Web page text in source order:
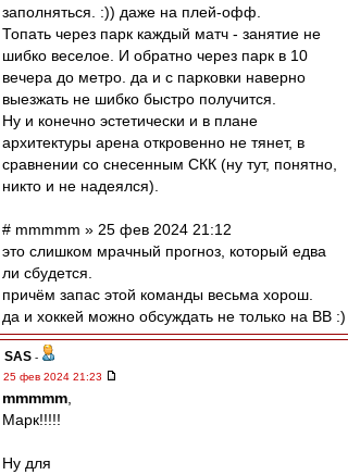
заполняться. :)) даже на плей-офф.
Топать через парк каждый матч - занятие не
шибко веселое. И обратно через парк в 10
вечера до метро. да и с парковки наверно
выезжать не шибко быстро получится.
Ну и конечно эстетически и в плане
архитектуры арена откровенно не тянет, в
сравнении со снесенным СКК (ну тут, понятно,
никто и не надеялся).
# mmmmm » 25 фев 2024 21:12
это слишком мрачный прогноз, который едва
ли сбудется.
причём запас этой команды весьма хорош.
да и хоккей можно обсуждать не только на ВВ :)
SAS -
25 фев 2024 21:23
mmmmm
Марк!!!!!
Ну для